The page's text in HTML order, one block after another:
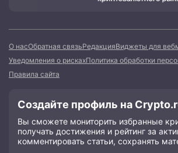
О насОбратная связьРедакцияВиджеты для
Уведомления о рискахПолитика обработки
Правила сайта
Создайте профиль на
Вы сможете мониторить избранные
получать достижения и рейтинг за
комментировать статьи, сохранять